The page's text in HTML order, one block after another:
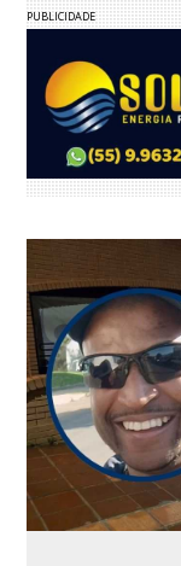
PUBLICIDADE